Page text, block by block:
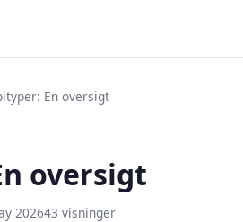
En oversigt
oversigt
202643 visninger